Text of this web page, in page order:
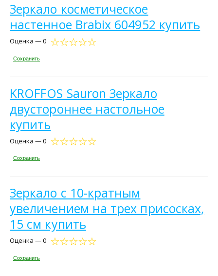
Зеркало косметическое
настенное Brabix 604952 купить
Оценка — 0
Сохранить
KROFFOS Sauron Зеркало
двустороннее настольное
купить
Оценка — 0
Сохранить
Зеркало с 10-кратным
увеличением на трех присосках,
15 см купить
Оценка — 0
Сохранить